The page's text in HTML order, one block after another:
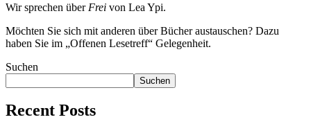
Wir sprechen über Frei von Lea Ypi.
Möchten Sie sich mit anderen über Bücher austauschen? Dazu
haben Sie im „Offenen Lesetreff“ Gelegenheit.
Suchen
Suchen
Recent Posts